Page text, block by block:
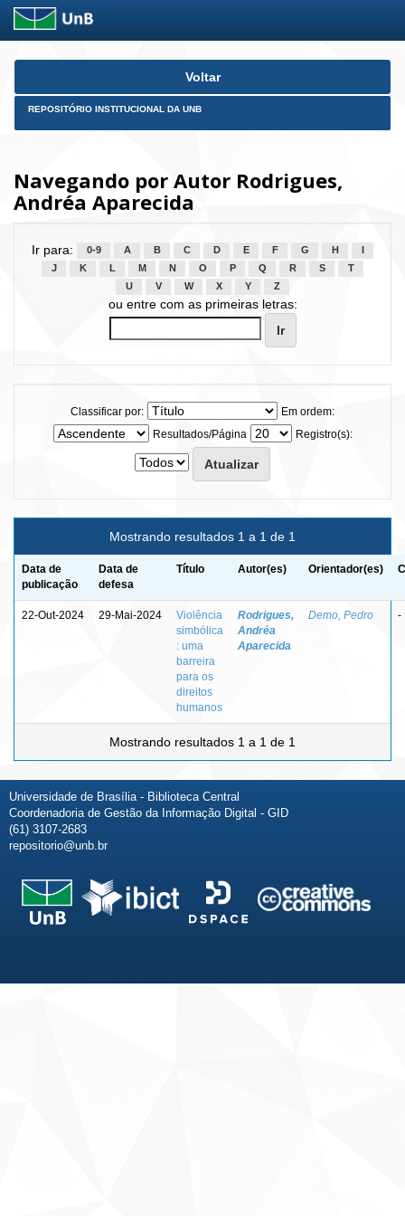
Skip
Voltar
REPOSITÓRIO INSTITUCIONAL DA UNB
Navegando por Autor Rodrigues,
Andréa Aparecida
Ir para: 0-9 A B C D E F G H
J
K L M N O P Q R S
T
U
V W X Y Z
ou entre com as primeiras letras:
Classificar por:
Em ordem:
Resultados/Página
Registro(s):
Mostrando resultados 1 a 1 de 1
Data de
publicação
Data de
defesa
Título Autor(es) Orientador(es)
22-Out-2024 29-Mai-2024
Violência
simbólica
: uma
barreira
para os
direitos
humanos
Rodrigues,
Andréa
Aparecida
Demo, Pedro -
Mostrando resultados 1 a 1 de 1
Universidade de Brasília - Biblioteca Central
Coordenadoria de Gestão da Informação Digital - GID
(61) 3107-2683
repositorio@unb.br